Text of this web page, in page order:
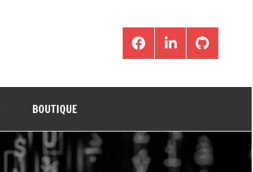
FacebookLinkedInGithub
BOUTIQUE